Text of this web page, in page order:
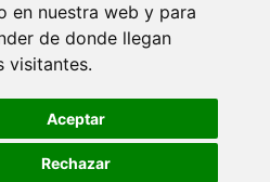
en nuestra web y para
de donde llegan
visitantes.
Aceptar
Rechazar
preferences